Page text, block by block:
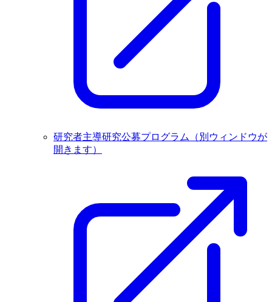
研究者主導研究公募プログラム
（別ウィンドウが
開きます）